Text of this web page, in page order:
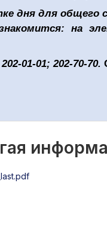
дня для общего
на
01-01; 202-70-70.